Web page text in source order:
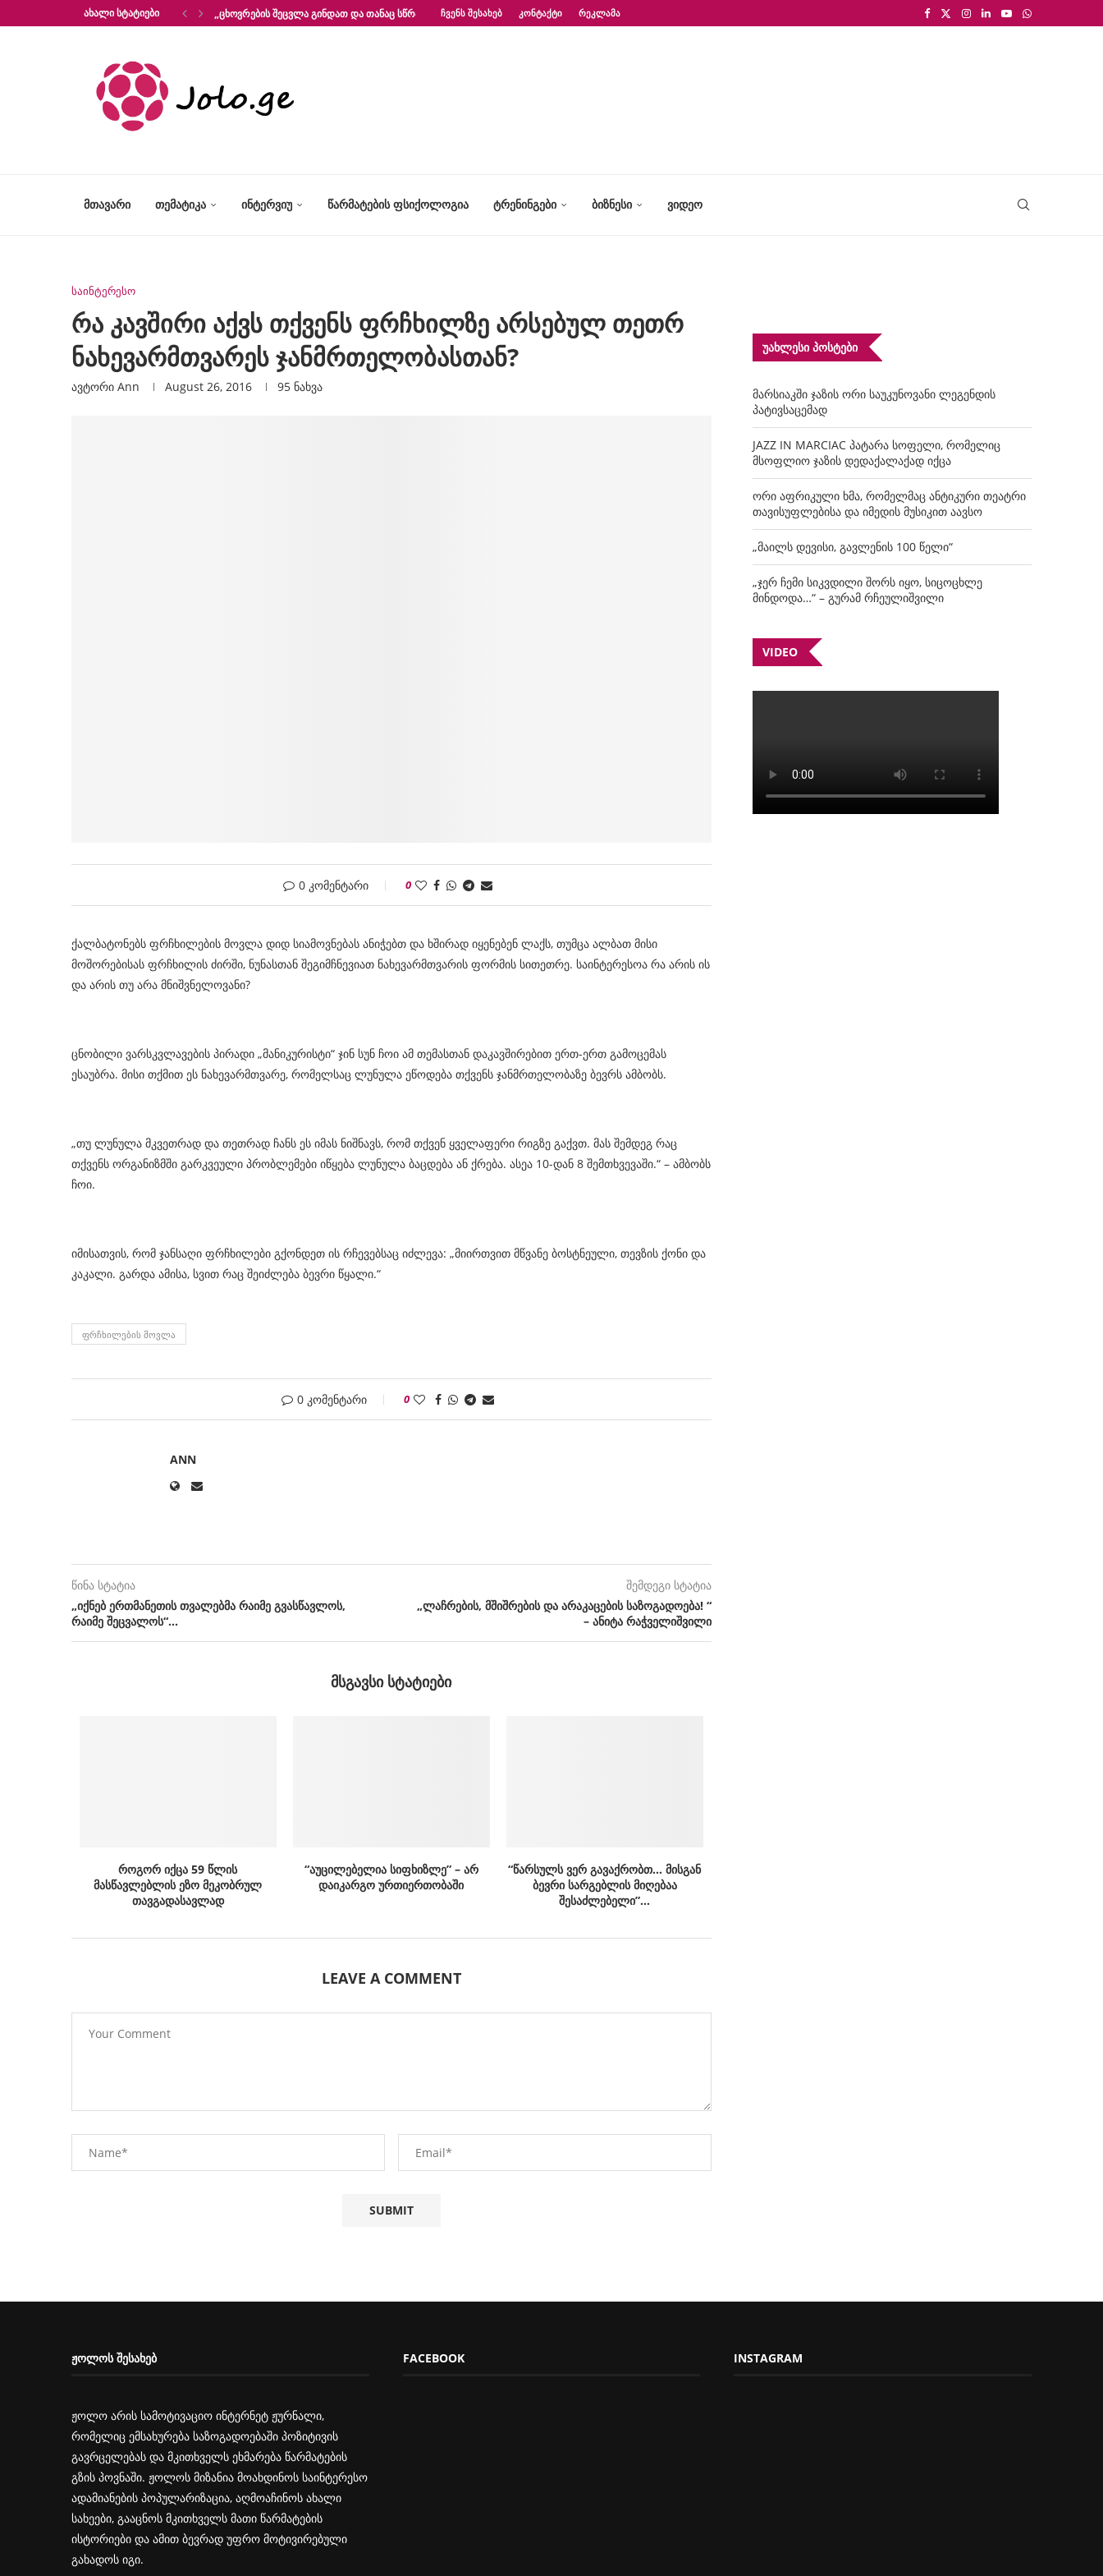
ᲐᲮᲐᲚᲘ ᲡᲢᲐᲢᲘᲔᲑᲘ „ᲪᲮᲝᲕᲠᲔᲑᲘᲡ ᲨᲔᲪᲕᲚᲐ ᲒᲘᲜᲓᲐᲗ ᲓᲐ ᲗᲐᲜᲐᲪ ᲡᲬᲠᲐᲤᲐᲓ?“ – ᲤᲡᲘᲥᲝᲚᲝᲒᲘᲡ...
ᲩᲕᲔᲜᲡ ᲨᲔᲡᲐᲮᲔᲑ ᲙᲝᲜᲢᲐᲥᲢᲘ ᲠᲔᲙᲚᲐᲛᲐ
ᲛᲗᲐᲕᲐᲠᲘ ᲗᲔᲛᲐᲢᲘᲙᲐ ᲘᲜᲢᲔᲠᲕᲘᲣ ᲬᲐᲠᲛᲐᲢᲔᲑᲘᲡ ᲤᲡᲘᲥᲝᲚᲝᲒᲘᲐ ᲢᲠᲔᲜᲘᲜᲒᲔᲑᲘ ᲑᲘᲖᲜᲔᲡᲘ ᲕᲘᲓᲔᲝ
საინტერესო
რა კავშირი აქვს თქვენს ფრჩხილზე არსებულ თეთრ
ნახევარმთვარეს ჯანმრთელობასთან?
ავტორი Ann August 26, 2016 95 ნახვა
0 კომენტარი 0
ქალბატონებს ფრჩხილების მოვლა დიდ სიამოვნებას ანიჭებთ და ხშირად იყენებენ ლაქს, თუმცა ალბათ მისი
მოშორებისას ფრჩხილის ძირში, ნუნასთან შეგიმჩნევიათ ნახევარმთვარის ფორმის სითეთრე. საინტერესოა რა არის ის
და არის თუ არა მნიშვნელოვანი?
ცნობილი ვარსკვლავების პირადი „მანიკურისტი“ ჯინ სუნ ჩოი ამ თემასთან დაკავშირებით ერთ-ერთ გამოცემას
ესაუბრა. მისი თქმით ეს ნახევარმთვარე, რომელსაც ლუნულა ეწოდება თქვენს ჯანმრთელობაზე ბევრს ამბობს.
„თუ ლუნულა მკვეთრად და თეთრად ჩანს ეს იმას ნიშნავს, რომ თქვენ ყველაფერი რიგზე გაქვთ. მას შემდეგ რაც
თქვენს ორგანიზმში გარკვეული პრობლემები იწყება ლუნულა ბაცდება ან ქრება. ასეა 10-დან 8 შემთხვევაში.“ – ამბობს
ჩოი.
იმისათვის, რომ ჯანსაღი ფრჩხილები გქონდეთ ის რჩევებსაც იძლევა: „მიირთვით მწვანე ბოსტნეული, თევზის ქონი და
კაკალი. გარდა ამისა, სვით რაც შეიძლება ბევრი წყალი.“
ᲤᲠᲩᲮᲘᲚᲔᲑᲘᲡ ᲛᲝᲕᲚᲐ
0 კომენტარი 0
ANN
წინა სტატია
„იქნებ ერთმანეთის თვალებმა რაიმე გვასწავლოს,
რაიმე შეცვალოს“…
შემდეგი სტატია
„ლაჩრების, მშიშრების და არაკაცების საზოგადოება! “
– ანიტა რაჭველიშვილი
ᲛᲡᲒᲐᲕᲡᲘ ᲡᲢᲐᲢᲘᲔᲑᲘ
როგორ იქცა 59 წლის
მასწავლებლის ეზო მეკობრულ
თავგადასავლად
“აუცილებელია სიფხიზლე” – არ
დაიკარგო ურთიერთობაში
“წარსულს ვერ გავაქრობთ… მისგან
ბევრი სარგებლის მიღებაა
შესაძლებელი”…
LEAVE A COMMENT
ᲣᲐᲮᲚᲔᲡᲘ ᲞᲝᲡᲢᲔᲑᲘ
მარსიაკში ჯაზის ორი საუკუნოვანი ლეგენდის
პატივსაცემად
JAZZ IN MARCIAC პატარა სოფელი, რომელიც
მსოფლიო ჯაზის დედაქალაქად იქცა
ორი აფრიკული ხმა, რომელმაც ანტიკური თეატრი
თავისუფლებისა და იმედის მუსიკით აავსო
„მაილს დევისი, გავლენის 100 წელი“
„ჯერ ჩემი სიკვდილი შორს იყო, სიცოცხლე
მინდოდა…“ – გურამ რჩეულიშვილი
VIDEO
ᲟᲝᲚᲝᲡ ᲨᲔᲡᲐᲮᲔᲑ
ჟოლო არის სამოტივაციო ინტერნეტ ჟურნალი,
რომელიც ემსახურება საზოგადოებაში პოზიტივის
გავრცელებას და მკითხველს ეხმარება წარმატების
გზის პოვნაში. ჟოლოს მიზანია მოახდინოს საინტერესო
ადამიანების პოპულარიზაცია, აღმოაჩინოს ახალი
სახეები, გააცნოს მკითხველს მათი წარმატების
ისტორიები და ამით ბევრად უფრო მოტივირებული
გახადოს იგი.
FACEBOOK INSTAGRAM